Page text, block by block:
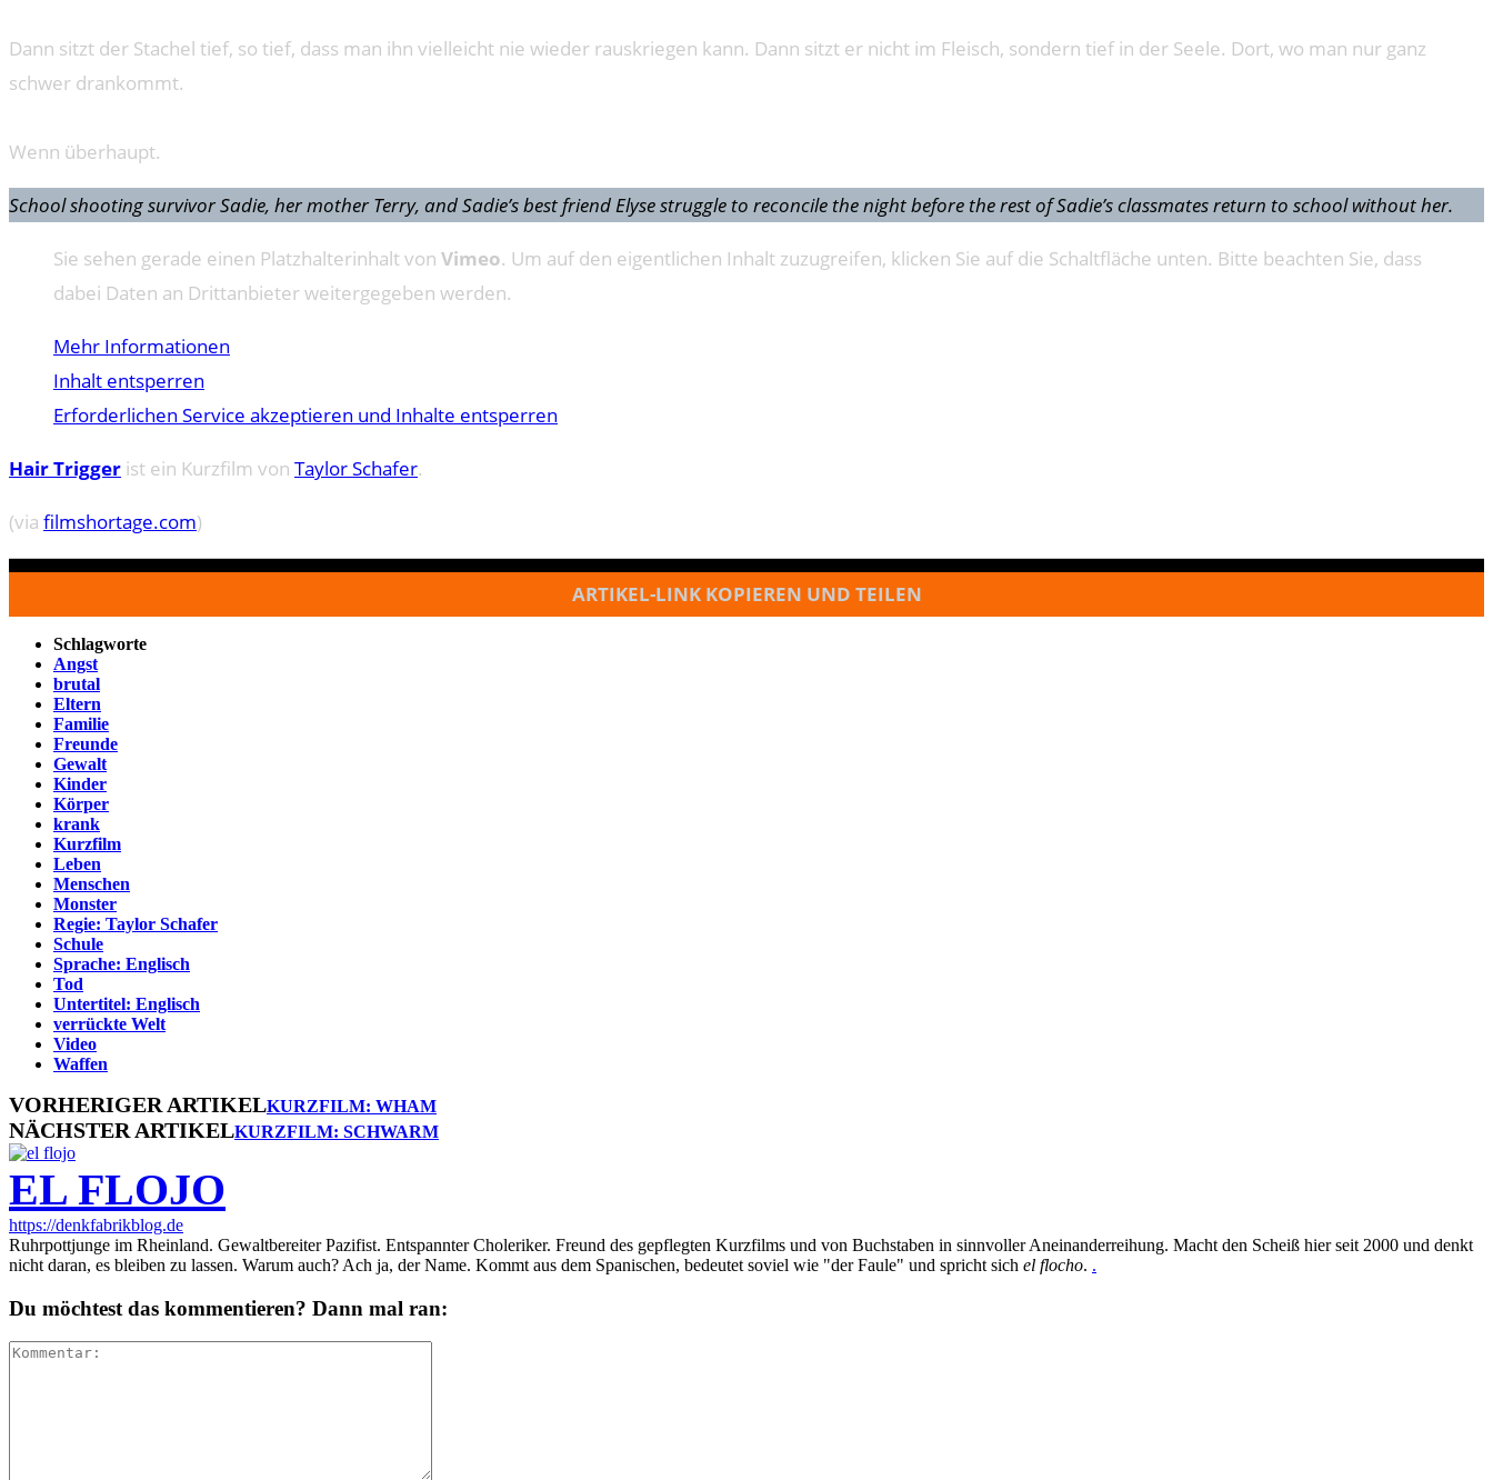
Dann sitzt der Stachel tief, so tief, dass man ihn vielleicht nie wieder rauskriegen kann. Dann sitzt er nicht im Fleisch, sondern tief in der Seele. Dort, wo man nur ganz
schwer drankommt.
Wenn überhaupt.
School shooting survivor Sadie, her mother Terry, and Sadie’s best friend Elyse struggle to reconcile the night before the rest of Sadie’s classmates return to school without her.
Sie sehen gerade einen Platzhalterinhalt von Vimeo. Um auf den eigentlichen Inhalt zuzugreifen, klicken Sie auf die Schaltfläche unten. Bitte beachten Sie, dass
dabei Daten an Drittanbieter weitergegeben werden.
Mehr Informationen
Inhalt entsperren
Erforderlichen Service akzeptieren und Inhalte entsperren
Hair Trigger ist ein Kurzfilm von Taylor Schafer.
(via filmshortage.com)
ARTIKEL-LINK KOPIEREN UND TEILEN
Schlagworte
Angst
brutal
Eltern
Familie
Freunde
Gewalt
Kinder
Körper
krank
Kurzfilm
Leben
Menschen
Monster
Regie: Taylor Schafer
Schule
Sprache: Englisch
Tod
Untertitel: Englisch
verrückte Welt
Video
Waffen
VORHERIGER ARTIKELKURZFILM: WHAM
NÄCHSTER ARTIKELKURZFILM: SCHWARM
EL FLOJO
https://denkfabrikblog.de
Ruhrpottjunge im Rheinland. Gewaltbereiter Pazifist. Entspannter Choleriker. Freund des gepflegten Kurzfilms und von Buchstaben in sinnvoller Aneinanderreihung. Macht den Scheiß hier seit 2000 und denkt
nicht daran, es bleiben zu lassen. Warum auch? Ach ja, der Name. Kommt aus dem Spanischen, bedeutet soviel wie "der Faule" und spricht sich el flocho. .
Du möchtest das kommentieren? Dann mal ran: